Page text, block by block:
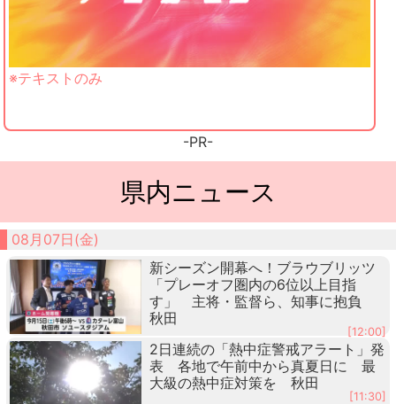
※テキストのみ
-PR-
県内ニュース
08月07日(金)
新シーズン開幕へ！ブラウブリッツ
「プレーオフ圏内の6位以上目指
す」 主将・監督ら、知事に抱負
秋田
[12:00]
2日連続の「熱中症警戒アラート」発
表 各地で午前中から真夏日に 最
大級の熱中症対策を 秋田
[11:30]